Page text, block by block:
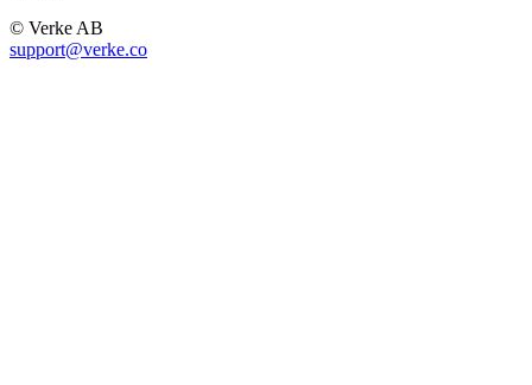
© Verke AB
support@verke.co